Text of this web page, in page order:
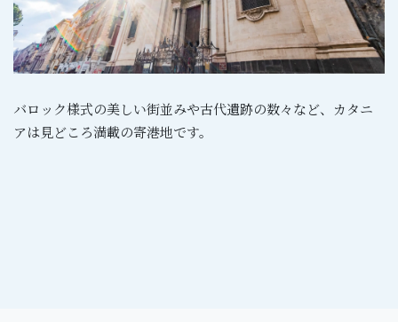
バロック様式の美しい街並みや古代遺跡の数々など、カタニ
アは見どころ満載の寄港地です。